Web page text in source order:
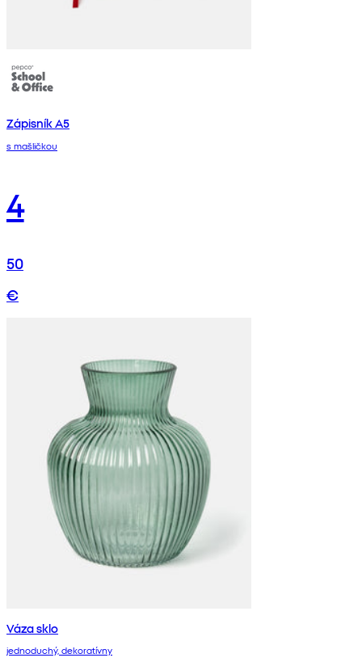
Zápisník A5
s mašličkou
4
50
€
Váza sklo
jednoduchý, dekoratívny